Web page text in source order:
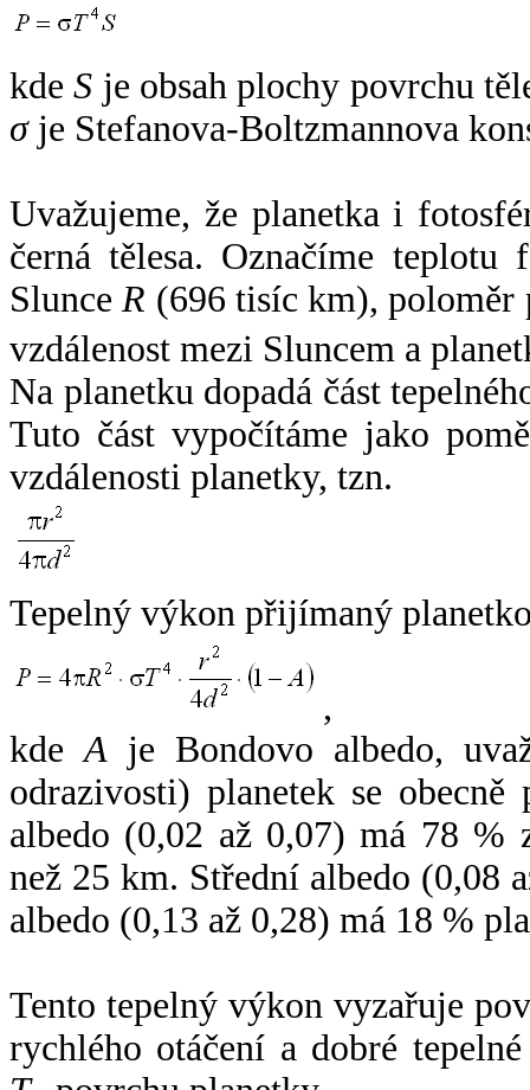
kdeS je obsah plochy povrchu
σje Stefanova-Boltzmannova
Uvažujeme, že planetka i
černá tělesa. Označíme
SlunceR (696 tisíc km),
vzdálenost mezi Sluncem a
Na planetku dopadá část
Tuto část vypočítáme jako
vzdálenosti planetky, tzn.
Tepelný výkon přijímaný
,
kdeA je Bondovo albedo,
odrazivosti) planetek se
albedo (0,02 až 0,07) má 78 %
než 25 km. Střední albedo (0,08
albedo (0,13 až 0,28) má 18 %
Tento tepelný výkon vyzařuje
rychlého otáčení a dobré